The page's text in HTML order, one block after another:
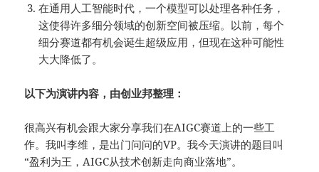
在通用人工智能时代，一个模型可以处理各种任务，
这使得许多细分领域的创新空间被压缩。以前，每个
细分赛道都有机会诞生超级应用，但现在这种可能性
大大降低了。
以下为演讲内容，由创业邦整理：
很高兴有机会跟大家分享我们在AIGC赛道上的一些工
作。我叫李维，是出门问问的VP。我今天演讲的题目叫
“盈利为王，AIGC从技术创新走向商业落地”。